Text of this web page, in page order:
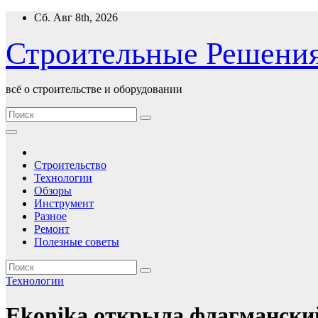
Перейти
содержимому
Сб. Авг 8th, 2026
Строительные
всё о строительстве и оборудовании
Строительство
Технологии
Обзоры
Инструмент
Разное
Ремонт
Полезные советы
Технологии